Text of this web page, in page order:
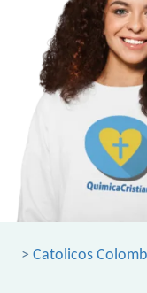
> Catolicos